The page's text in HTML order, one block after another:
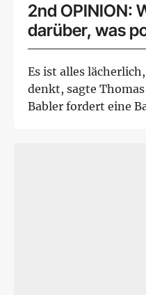
2nd OPINION:
darüber, was
ist?
Es ist alles
denkt, sagte
Babler fordert eine